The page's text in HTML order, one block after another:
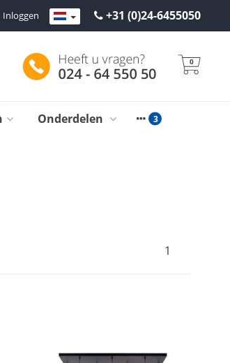
+31 (0)24-6455050
Inloggen
0
Onderdelen
1